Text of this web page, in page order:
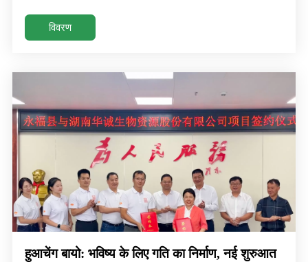
में, हम कनेक्ट करने, सहयोग करने और नवाचार को प्रेरित करने के लिए
दुनिया भर के प्रमुख उद्योग कार्यक्रमों में उपस्थित रहेंगे। जानें कि हमारा
विवरण
हुआचेंग बायो: भविष्य के लिए गति का निर्माण, नई शुरुआत